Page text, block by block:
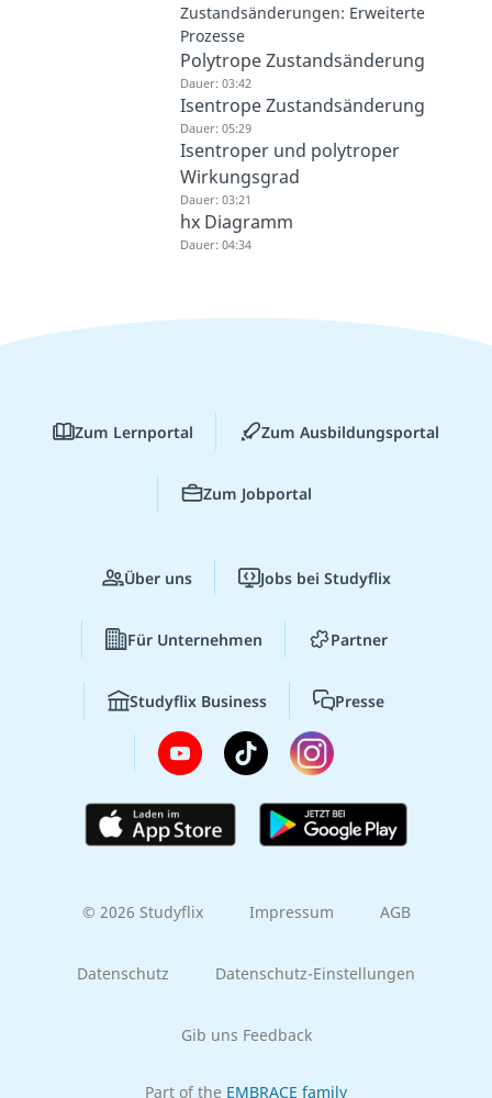
Zustandsänderungen: Erweiterte
Prozesse
Polytrope Zustandsänderung
Dauer: 03:42
Isentrope Zustandsänderung
Dauer: 05:29
Isentroper und polytroper
Wirkungsgrad
Dauer: 03:21
hx Diagramm
Dauer: 04:34
Zum Lernportal Zum Ausbildungsportal
Zum Jobportal
Über uns Jobs bei Studyflix
Für Unternehmen Partner
Studyflix Business Presse
© 2026 Studyflix Impressum AGB
Datenschutz Datenschutz-Einstellungen
Gib uns Feedback
Part of the EMBRACE family